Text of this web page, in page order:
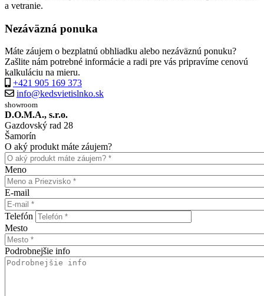
a vetranie.
Nezáväzná ponuka
Máte záujem o bezplatnú obhliadku alebo nezáväznú ponuku?
Zašlite nám potrebné informácie a radi pre vás pripravíme cenovú
kalkuláciu na mieru.
+421 905 169 373
info@kedsvietislnko.sk
showroom
D.O.M.A., s.r.o.
Gazdovský rad 28
Šamorín
O aký produkt máte záujem?
Meno
E-mail
Telefón
Mesto
Podrobnejšie info